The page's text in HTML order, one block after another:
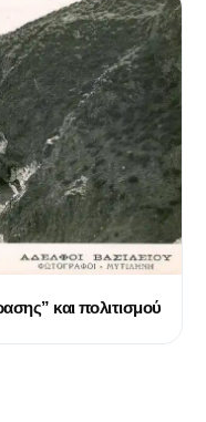
και πολιτισμού